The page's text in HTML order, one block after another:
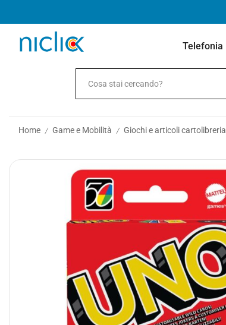
Telefonia
Home / Game e Mobilità / Giochi e articoli cartolibreria